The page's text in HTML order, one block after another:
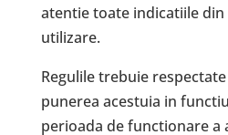
atentie toate indicatiile
utilizare.
Regulile trebuie
punerea acestuia in
perioada de functionare a